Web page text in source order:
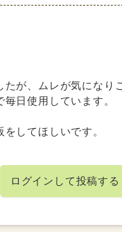
が、ムレが気になり
日使用しています。
してほしいです。
ログインして投稿する